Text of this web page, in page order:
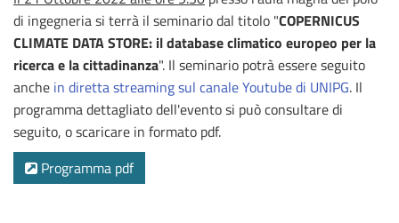
di ingegneria si terrà il seminario dal titolo "COPERNICUS
CLIMATE DATA STORE: il database climatico europeo per la
ricerca e la cittadinanza". Il seminario potrà essere seguito
anche in diretta streaming sul canale Youtube di UNIPG. Il
programma dettagliato dell'evento si può consultare di
seguito, o scaricare in formato pdf.
Programma pdf